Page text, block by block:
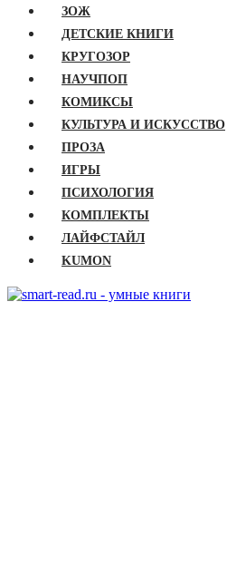
ЗОЖ
ДЕТСКИЕ КНИГИ
КРУГОЗОР
НАУЧПОП
КОМИКСЫ
КУЛЬТУРА И ИСКУССТВО
ПРОЗА
ИГРЫ
ПСИХОЛОГИЯ
КОМПЛЕКТЫ
ЛАЙФСТАЙЛ
KUMON